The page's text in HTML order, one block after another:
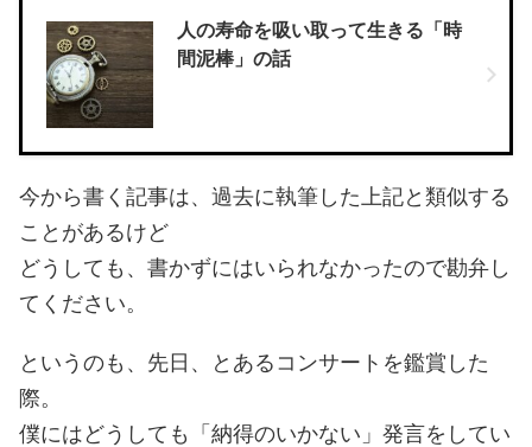
人の寿命を吸い取って生きる「時
間泥棒」の話
今から書く記事は、過去に執筆した上記と類似する
ことがあるけど
どうしても、書かずにはいられなかったので勘弁し
てください。
というのも、先日、とあるコンサートを鑑賞した
際。
僕にはどうしても「納得のいかない」発言をしてい